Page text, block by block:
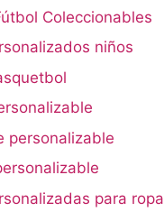
Coleccionables
niños
personalizable
para ropa